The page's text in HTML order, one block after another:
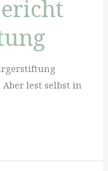
lest selbst in